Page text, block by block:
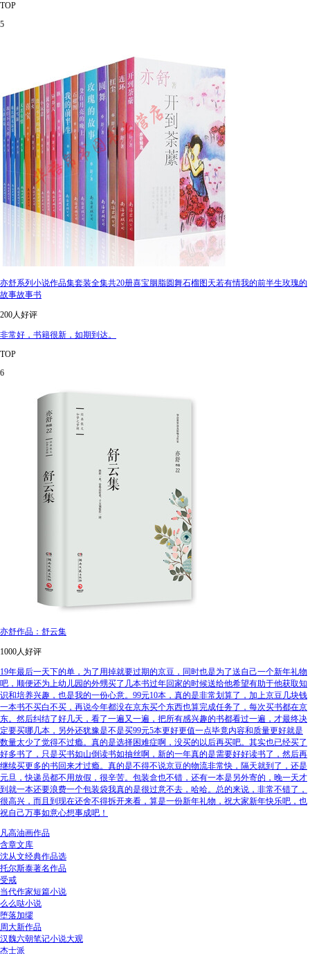
TOP
5
亦舒系列小说作品集套装全集共20册喜宝胭脂圆舞石榴图天若有情我的前半生玫瑰的
故事故事书
200人好评
非常好，书籍很新，如期到达。
TOP
6
亦舒作品：舒云集
1000人好评
19年最后一天下的单，为了用掉就要过期的京豆，同时也是为了送自己一个新年礼物
吧，顺便还为上幼儿园的外甥买了几本书过年回家的时候送给他希望有助于他获取知
识和培养兴趣，也是我的一份心意。99元10本，真的是非常划算了，加上京豆几块钱
一本书不买白不买，再说今年都没在京东买个东西也算完成任务了，每次买书都在京
东。然后纠结了好几天，看了一遍又一遍，把所有感兴趣的书都看过一遍，才最终决
定要买哪几本，另外还犹豫是不是买99元5本更好更值一点毕竟内容和质量更好就是
数量太少了觉得不过瘾。真的是选择困难症啊，没买的以后再买吧。其实也已经买了
好多书了，只是买书如山倒读书如抽丝啊，新的一年真的是需要好好读书了，然后再
继续买更多的书回来才过瘾。真的是不得不说京豆的物流非常快，隔天就到了，还是
元旦，快递员都不用放假，很辛苦。包装盒也不错，还有一本是另外寄的，晚一天才
到就一本还要浪费一个包装袋我真的是很过意不去，哈哈。总的来说，非常不错了，
很高兴，而且到现在还舍不得拆开来看，算是一份新年礼物，祝大家新年快乐吧，也
祝自己万事如意心想事成吧！
凡高油画作品
含章文库
沈从文经典作品选
托尔斯泰著名作品
受戒
当代作家短篇小说
么么哒小说
堕落加缪
周大新作品
汉魏六朝笔记小说大观
杰士派